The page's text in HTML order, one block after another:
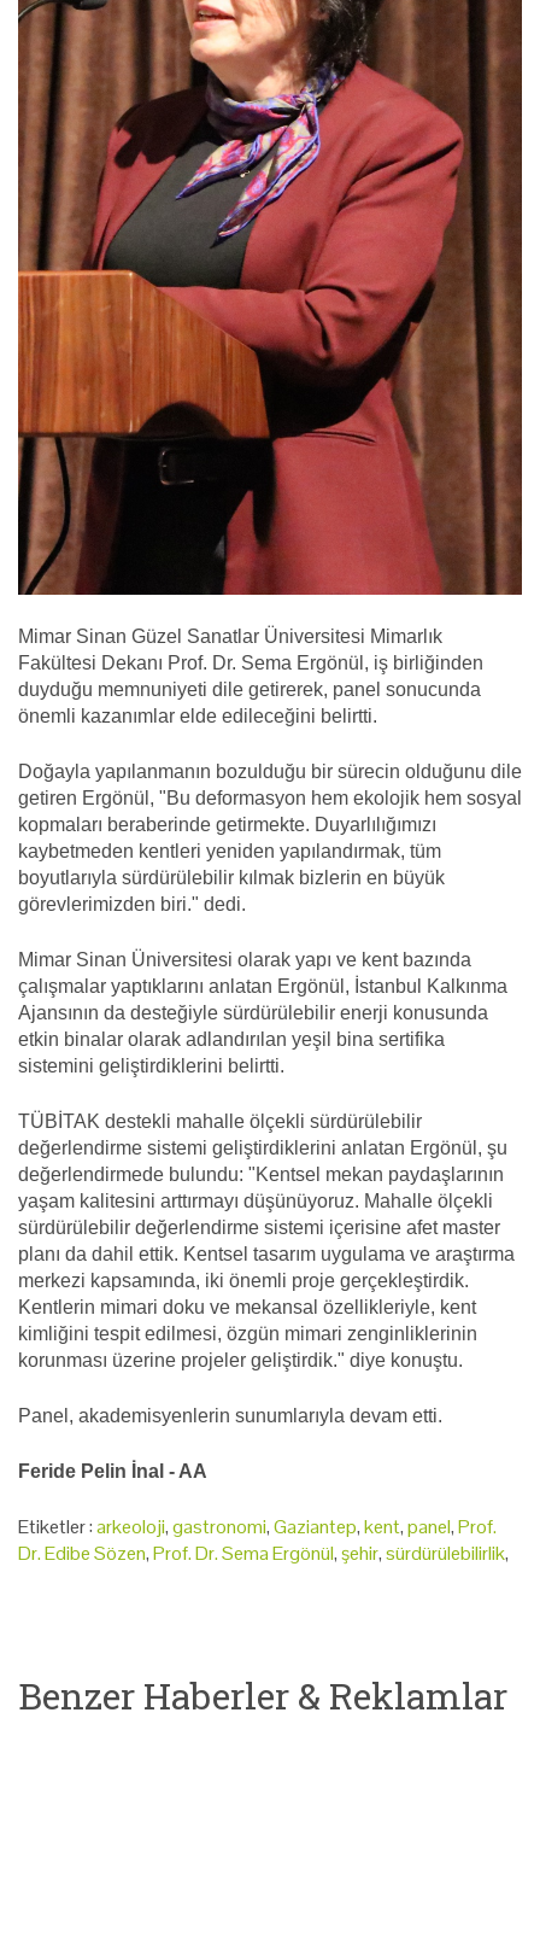
Mimar Sinan Güzel Sanatlar Üniversitesi Mimarlık
Fakültesi Dekanı Prof. Dr. Sema Ergönül, iş birliğinden
duyduğu memnuniyeti dile getirerek, panel sonucunda
önemli kazanımlar elde edileceğini belirtti.
Doğayla yapılanmanın bozulduğu bir sürecin olduğunu dile
getiren Ergönül, "Bu deformasyon hem ekolojik hem sosyal
kopmaları beraberinde getirmekte. Duyarlılığımızı
kaybetmeden kentleri yeniden yapılandırmak, tüm
boyutlarıyla sürdürülebilir kılmak bizlerin en büyük
görevlerimizden biri." dedi.
Mimar Sinan Üniversitesi olarak yapı ve kent bazında
çalışmalar yaptıklarını anlatan Ergönül, İstanbul Kalkınma
Ajansının da desteğiyle sürdürülebilir enerji konusunda
etkin binalar olarak adlandırılan yeşil bina sertifika
sistemini geliştirdiklerini belirtti.
TÜBİTAK destekli mahalle ölçekli sürdürülebilir
değerlendirme sistemi geliştirdiklerini anlatan Ergönül, şu
değerlendirmede bulundu: "Kentsel mekan paydaşlarının
yaşam kalitesini arttırmayı düşünüyoruz. Mahalle ölçekli
sürdürülebilir değerlendirme sistemi içerisine afet master
planı da dahil ettik. Kentsel tasarım uygulama ve araştırma
merkezi kapsamında, iki önemli proje gerçekleştirdik.
Kentlerin mimari doku ve mekansal özellikleriyle, kent
kimliğini tespit edilmesi, özgün mimari zenginliklerinin
korunması üzerine projeler geliştirdik." diye konuştu.
Panel, akademisyenlerin sunumlarıyla devam etti.
Feride Pelin İnal - AA
Etiketler :arkeoloji,gastronomi,Gaziantep,kent,panel,Prof.
Dr. Edibe Sözen,Prof. Dr. Sema Ergönül,şehir,sürdürülebilirlik,
Benzer Haberler & Reklamlar